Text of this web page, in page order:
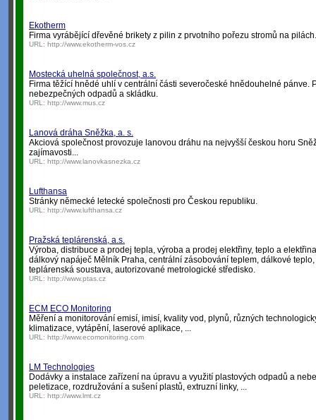
Ekotherm
Firma vyrábějící dřevěné brikety z pilin z prvotního pořezu stromů na pilách.
URL: http://www.ekotherm-vos.cz
Mostecká uhelná společnost, a.s.
Firma těžící hnědé uhlí v centrální části severočeské hnědouhelné pánve.
nebezpečných odpadů a skládku.
URL: http://www.mus.cz
Lanová dráha Sněžka, a. s.
Akciová společnost provozuje lanovou dráhu na nejvyšší českou horu
zajímavosti...
URL: http://www.lanovkasnezka.cz
Lufthansa
Stránky německé letecké společnosti pro Českou republiku.
URL: http://www.lufthansa.cz
Pražská teplárenská, a.s.
Výroba, distribuce a prodej tepla, výroba a prodej elektřiny, teplo a
dálkový napáječ Mělník Praha, centrální zásobování teplem, dálkové
teplárenská soustava, autorizované metrologické středisko.
URL: http://www.ptas.cz
ECM ECO Monitoring
Měření a monitorování emisí, imisí, kvality vod, plynů, různých
klimatizace, vytápění, laserové aplikace, ...
URL: http://www.ecomonitoring.com
LM Technologies
Dodávky a instalace zařízení na úpravu a využití plastových odpadů a
peletizace, rozdružování a sušení plastů, extruzní linky, ...
URL: http://www.lmt.cz